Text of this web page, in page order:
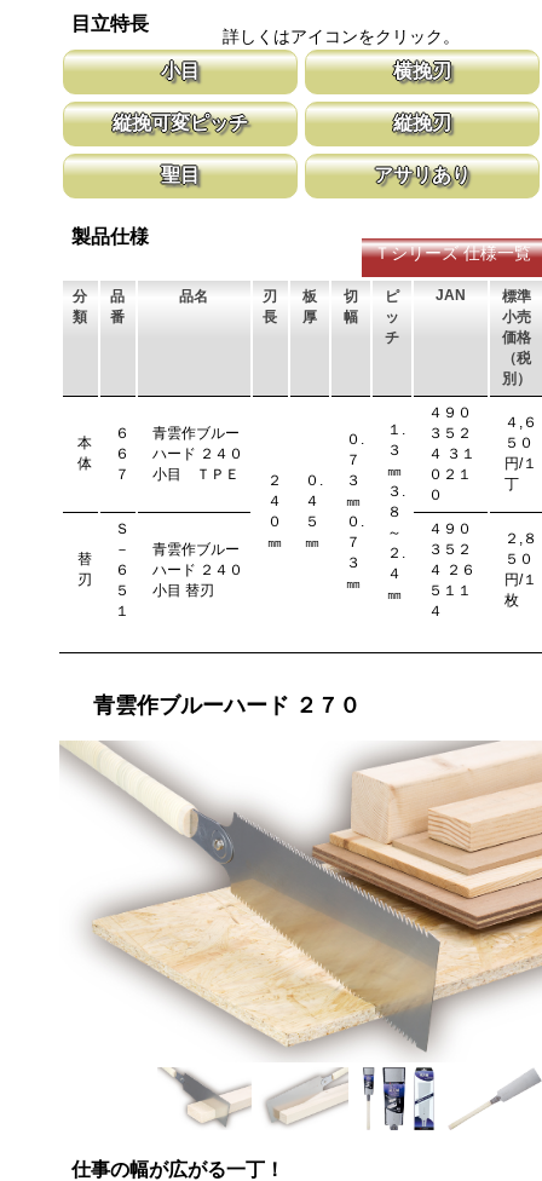
耐摩耗性に優れ、粘りのある刃に仕上がります。これが永切れする
目立特長
詳しくはアイコンをクリック。
小目
通常目立より小さな目立てを施した商品です。 両刃鋸のタイプは
細工と造作作業に。 折込タイプは竹林の伐採作業も可能です。
横挽刃
木材の繊維をある一定の巾で連続して切り
ます。 横挽刃を縦挽に使用すると、けっ
ません。
縦挽可変ピッチ
刃先はピッチが大きく、刃元へ行くほど小さくなる目立てで、刃全
体で均等に切進むことが出来るようにした目立てです。
縦挽刃
刃の先端部分が平らになっており、彫刻刀
なって材木の表面を削り取って行きます。
聖目
ています。 段差の低い刃は大鋸屑の排出のみ働きます。
アサリあり
製品仕様
Ｔシリーズ 仕様一覧
分
類
品
番
品名
刃
長
板
厚
切
幅
ピ
ッ
チ
JAN
標準
小売
価格
（税
別）
本
体
６
６
７
青雲作ブルー
ハード ２４０
小目 ＴＰＥ
２
４
０
㎜
０.
４
５
㎜
０.
７
３
㎜
０.
７
３
㎜
１.
３
㎜
３.
８
～
２.
４
㎜
４９０
３５２
４ ３１
０２１
０
４,６
５０
円/１
丁
替
刃
Ｓ
－
６
５
１
青雲作ブルー
ハード ２４０
小目 替刃
４９０
３５２
４ ２６
５１１
４
２,８
５０
円/１
枚
青雲作ブルーハード ２７０
仕事の幅が広がる一丁！